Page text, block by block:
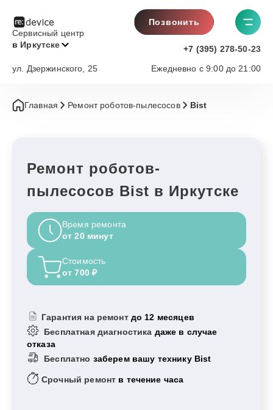
Сервисный центр
в Иркутске
Позвонить
+7 (395) 278-50-23
Ежедневно с 9:00 до 21:00
ул. Дзержинского, 25
Главная Ремонт роботов-пылесосов Bist
Ремонт роботов-
пылесосов Bist в Иркутске
Время ремонта
от 20 минут
Стоимость
от 700 ₽
Гарантия на ремонт до 12 месяцев
Бесплатная диагностика даже в случае
отказа
Бесплатно заберем вашу технику Bist
Срочный ремонт в течение часа